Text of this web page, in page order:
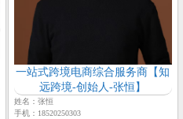
一站式跨境电商综合服务商【知
远跨境-创始人-张恒】
姓名：张恒
手机：18520250303